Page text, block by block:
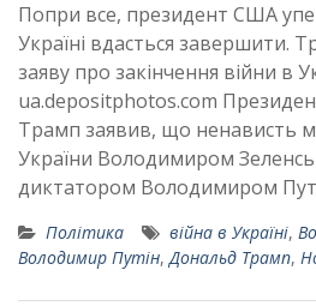
Попри все, президент США
Україні вдасться завершити.
заяву про закінчення війни в
ua.depositphotos.com
Трамп заявив, що ненависть
України Володимиром
диктатором Володимиром
Політика війна в Україні,
Володимир Путін,Дональд Трамп,